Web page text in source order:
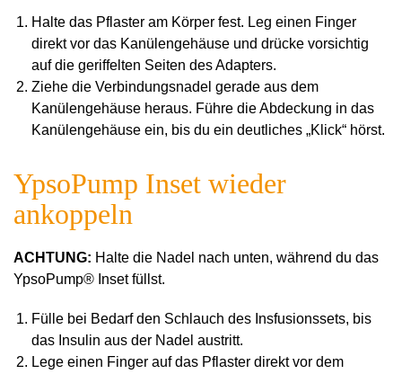
Halte das Pflaster am Körper fest. Leg einen Finger
direkt vor das Kanülengehäuse und drücke vorsichtig
auf die geriffelten Seiten des Adapters.
Ziehe die Verbindungsnadel gerade aus dem
Kanülengehäuse heraus. Führe die Abdeckung in das
Kanülengehäuse ein, bis du ein deutliches „Klick“ hörst.
YpsoPump Inset wieder
ankoppeln
ACHTUNG: Halte die Nadel nach unten, während du das
YpsoPump® Inset füllst.
Fülle bei Bedarf den Schlauch des Insfusionssets, bis
das Insulin aus der Nadel austritt.
Lege einen Finger auf das Pflaster direkt vor dem